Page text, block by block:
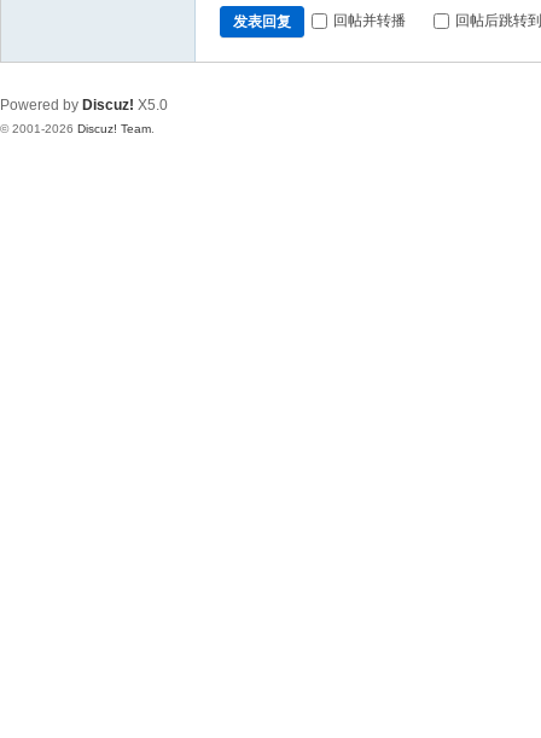
发表回复 回帖并转播 回帖后跳转
Powered by Discuz! X5.0
© 2001-2026 Discuz! Team